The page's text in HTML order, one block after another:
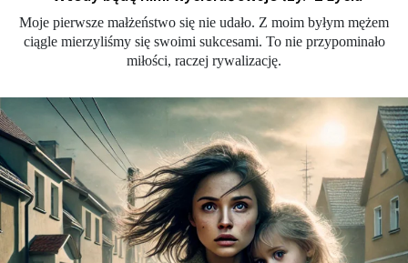
Moje pierwsze małżeństwo się nie udało. Z moim byłym mężem
ciągle mierzyliśmy się swoimi sukcesami. To nie przypominało
miłości, raczej rywalizację.